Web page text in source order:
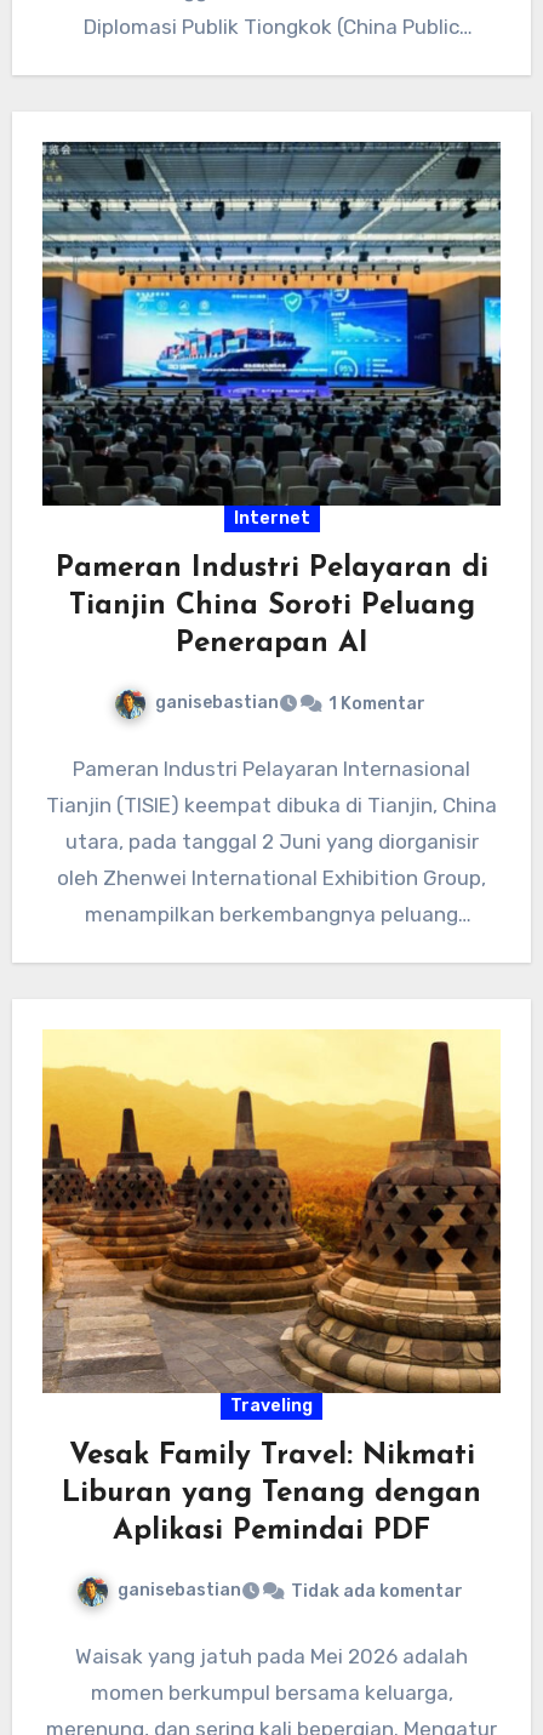
Diplomasi Publik Tiongkok (China Public
Internet
Pameran Industri Pelayaran di
Tianjin China Soroti Peluang
Penerapan AI
ganisebastian 1 Komentar
Pameran Industri Pelayaran Internasional
Tianjin (TISIE) keempat dibuka di Tianjin, China
utara, pada tanggal 2 Juni yang diorganisir
oleh Zhenwei International Exhibition Group,
menampilkan berkembangnya peluang
Traveling
Vesak Family Travel: Nikmati
Liburan yang Tenang dengan
Aplikasi Pemindai PDF
ganisebastian Tidak ada komentar
Waisak yang jatuh pada Mei 2026 adalah
momen berkumpul bersama keluarga,
merenung, dan sering kali bepergian. Mengatur